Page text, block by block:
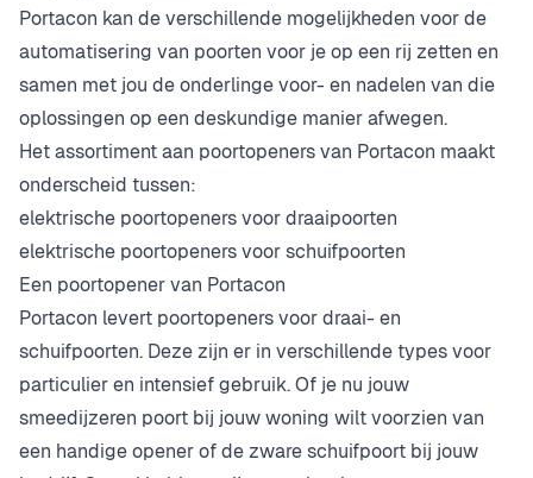
Portacon kan de verschillende mogelijkheden voor de
automatisering van poorten voor je op een rij zetten en
samen met jou de onderlinge voor- en nadelen van die
oplossingen op een deskundige manier afwegen.
Het assortiment aan poortopeners van Portacon maakt
onderscheid tussen:
elektrische poortopeners voor draaipoorten
elektrische poortopeners voor schuifpoorten
Een poortopener van Portacon
Portacon levert poortopeners voor draai- en
schuifpoorten. Deze zijn er in verschillende types voor
particulier en intensief gebruik. Of je nu jouw
smeedijzeren poort bij jouw woning wilt voorzien van
een handige opener of de zware schuifpoort bij jouw